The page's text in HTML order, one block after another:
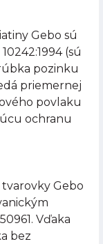
Gebo sú
(sú
pozinku
priemernej
povlaku
ochranu
Gebo
Vďaka
bez